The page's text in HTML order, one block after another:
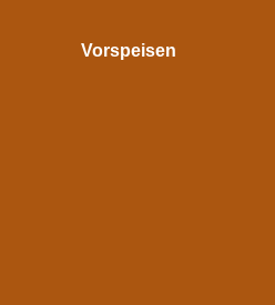
Vorspeisen